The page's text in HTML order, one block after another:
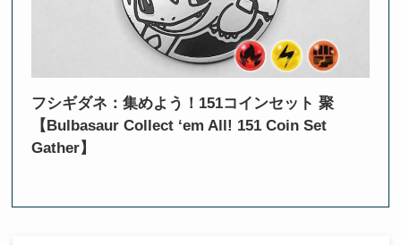
フシギダネ：集めよう！151コインセット 聚
【Bulbasaur Collect ‘em All! 151 Coin Set
Gather】